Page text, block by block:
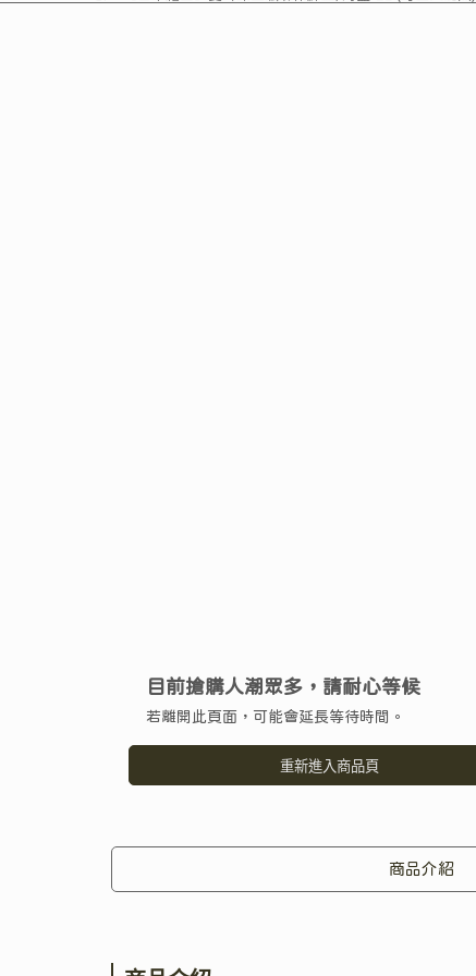
目前搶購人潮眾多，請耐心等候
若離開此頁面，可能會延長等待時間。
重新進入商品頁
商品介紹